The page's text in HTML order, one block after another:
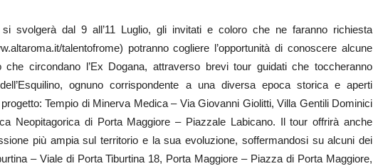
svolgerà dal 9 all’11 Luglio, gli invitati e coloro che ne faranno richiesta
talentofrome) potranno cogliere l’opportunità di conoscere alcune
che circondano l’Ex Dogana, attraverso brevi tour guidati che toccheranno
ognuno corrispondente a una diversa epoca storica e aperti
Tempio di Minerva Medica – Via Giovanni Giolitti, Villa Gentili Dominici
Neopitagorica di Porta Maggiore – Piazzale Labicano. Il tour offrirà anche
più ampia sul territorio e la sua evoluzione, soffermandosi su alcuni dei
– Viale di Porta Tiburtina 18, Porta Maggiore – Piazza di Porta Maggiore,